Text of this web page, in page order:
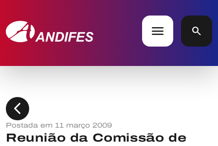
menu search
chevron_left
Postada em 11 março 2009
Reunião da Comissão de